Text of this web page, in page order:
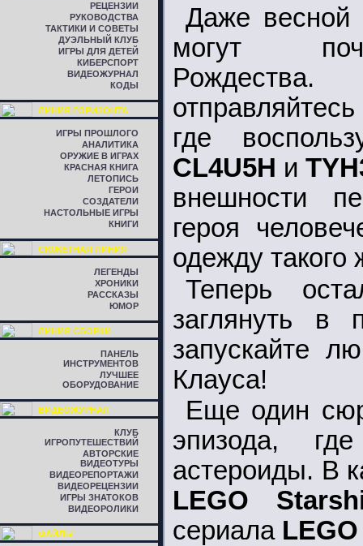
РЕЦЕНЗИИ
РУКОВОДСТВА
ТАКТИКИ И СОВЕТЫ
ДУЭЛЬНЫЙ КЛУБ
ИГРЫ ДЛЯ ДЕТЕЙ
КИБЕРСПОРТ
ВИДЕОЖУРНАЛ
КОДЫ
ЛИНИЯ ГОРИЗОНТА
ИГРЫ ПРОШЛОГО
АНАЛИТИКА
ОРУЖИЕ В ИГРАХ
КРАСНАЯ КНИГА
ЛЕТОПИСЬ
ГЕРОИ
СОЗДАТЕЛИ
НАСТОЛЬНЫЕ ИГРЫ
КНИГИ
СЮЖЕТНАЯ ЛИНИЯ
ЛЕГЕНДЫ
ХРОНИКИ
РАССКАЗЫ
ЮМОР
ЛИНИЯ СБОРКИ
ПАНЕЛЬ
ИНСТРУМЕНТОВ
ЛУЧШЕЕ
ОБОРУДОВАНИЕ
ВИДЕОЖУРНАЛ
КЛУБ
ИГРОПУТЕШЕСТВИЙ
АВТОРСКИЕ
ВИДЕОТУРЫ
ВИДЕОРЕПОРТАЖИ
ВИДЕОРЕЦЕНЗИИ
ИГРЫ ЗНАТОКОВ
ВИДЕОРОЛИКИ
ФАЙЛЫ
Даже весной
могут
где
CL4U5H и
внешности
героя
одежду такого
Теперь
заглянуть в
запускайте
Клауса!
Еще один
эпизода,
астероиды. В
LEGO
сериала